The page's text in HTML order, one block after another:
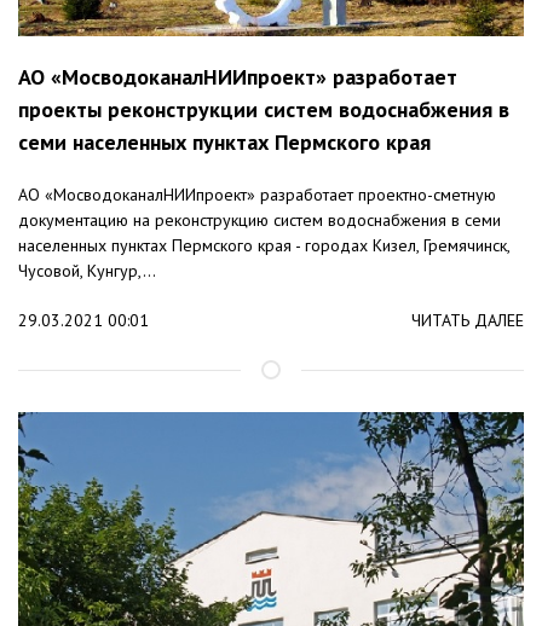
АО «МосводоканалНИИпроект» разработает
проекты реконструкции систем водоснабжения в
семи населенных пунктах Пермского края
АО «МосводоканалНИИпроект» разработает проектно-сметную
документацию на реконструкцию систем водоснабжения в семи
населенных пунктах Пермского края - городах Кизел, Гремячинск,
Чусовой, Кунгур,...
29.03.2021 00:01 ЧИТАТЬ ДАЛЕЕ